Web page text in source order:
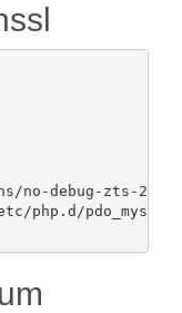
no-debug-zts-
php.d/